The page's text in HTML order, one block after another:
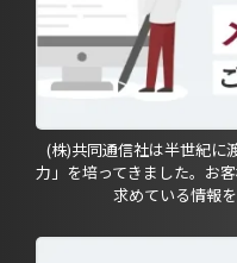
(株)共同通信社は半世紀に
力」を培ってきました。お
求めている情報